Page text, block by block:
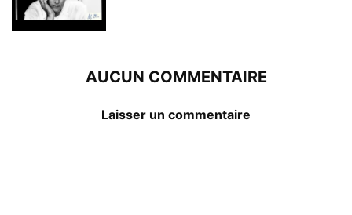
AUCUN COMMENTAIRE
Laisser un commentaire